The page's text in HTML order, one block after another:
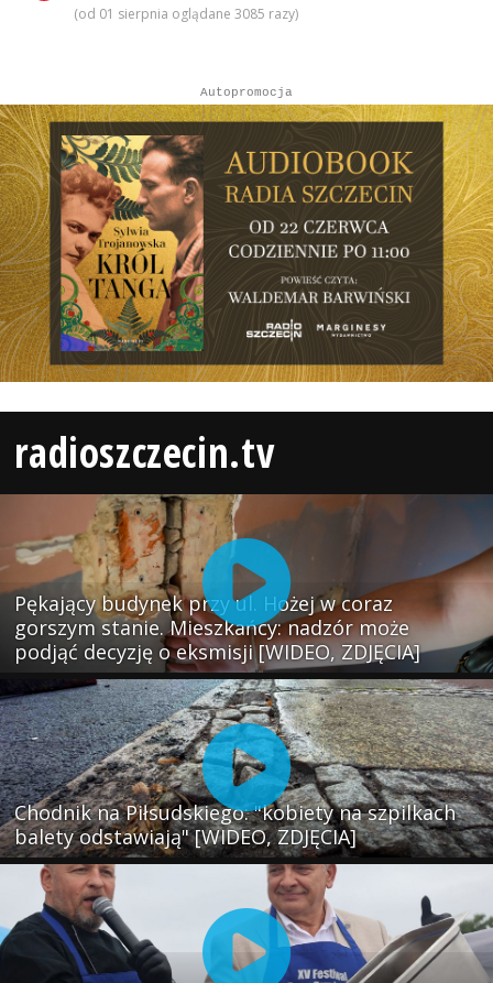
(od 01 sierpnia oglądane 3085 razy)
Autopromocja
radioszczecin.tv
Pękający budynek przy ul. Hożej w coraz
gorszym stanie. Mieszkańcy: nadzór może
podjąć decyzję o eksmisji [WIDEO, ZDJĘCIA]
Chodnik na Piłsudskiego: "kobiety na szpilkach
balety odstawiają" [WIDEO, ZDJĘCIA]